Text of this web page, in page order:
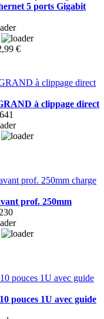
5 ports Gigabit
€
à clippage direct
prof. 250mm
pouces 1U avec guide